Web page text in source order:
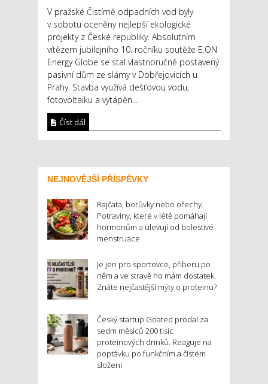
V pražské Čistírně odpadních vod byly
v sobotu oceněny nejlepší ekologické
projekty z České republiky. Absolutním
vítězem jubilejního 10. ročníku soutěže E.ON
Energy Globe se stal vlastnoručně postavený
pasivní dům ze slámy v Dobřejovicích u
Prahy. Stavba využívá dešťovou vodu,
fotovoltaiku a vytápěn...
Číst dál
NEJNOVĚJŠÍ PŘÍSPĚVKY
Rajčata, borůvky nebo ořechy.
Potraviny, které v létě pomáhají
hormonům a ulevují od bolestivé
menstruace
Je jen pro sportovce, přiberu po
něm a ve stravě ho mám dostatek.
Znáte nejčastější mýty o proteinu?
Český startup Goated prodal za
sedm měsíců 200 tisíc
proteinových drinků. Reaguje na
poptávku po funkčním a čistém
složení